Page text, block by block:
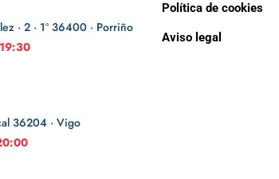
· 2 · 1º 36400 · Porriño
36204 · Vigo
Política de cookies
Aviso legal